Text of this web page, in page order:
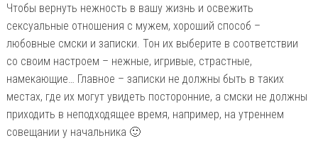
Чтобы вернуть нежность в вашу жизнь и освежить
сексуальные отношения с мужем, хороший способ –
любовные смски и записки. Тон их выберите в соответствии
со своим настроем – нежные, игривые, страстные,
намекающие… Главное – записки не должны быть в таких
местах, где их могут увидеть посторонние, а смски не должны
приходить в неподходящее время, например, на утреннем
совещании у начальника 🙂